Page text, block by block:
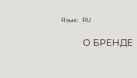
Язык: RU
О БРЕНДЕ